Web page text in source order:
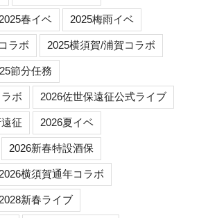
2025春イベ 2025梅雨イベ
ラボ 2025横須賀/浦賀コラボ
節分任務
ボ 2026佐世保遠征公式ライブ
征 2026夏イベ
2026新春特設酒保
2026横須賀通年コラボ
2028新春ライブ